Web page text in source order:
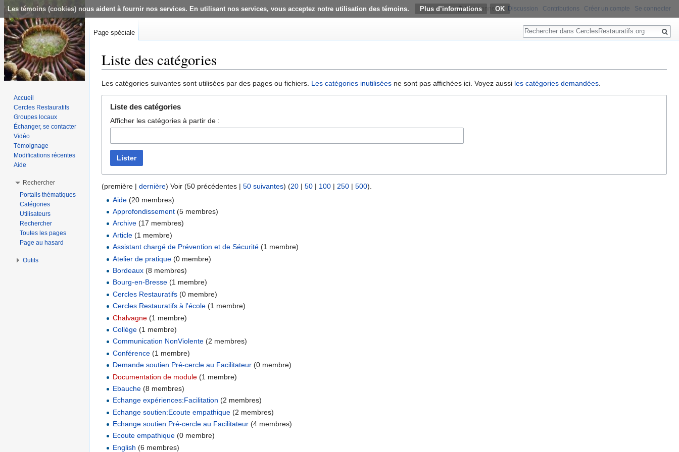
Les témoins (cookies) nous aident à fournir nos services. En utilisant nos services, vous acceptez notre utilisation des témoins. Plus d’informations
Liste des catégories
Les catégories suivantes sont utilisées par des pages ou fichiers. Les catégories inutilisées ne sont pas affichées ici. Voyez aussi les catégories demandées.
Liste des catégories
Afficher les catégories à partir de :
Lister
(première | dernière) Voir (50 précédentes | 50 suivantes) (20 | 50 | 100 | 250 | 500).
Aide ‏‎ (20 membres)
Approfondissement ‏‎ (5 membres)
Archive ‏‎ (17 membres)
Article ‏‎ (1 membre)
Assistant chargé de Prévention et de Sécurité ‏‎ (1 membre)
Atelier de pratique ‏‎ (0 membre)
Bordeaux ‏‎ (8 membres)
Bourg-en-Bresse ‏‎ (1 membre)
Cercles Restauratifs ‏‎ (0 membre)
Cercles Restauratifs à l'école ‏‎ (1 membre)
Chalvagne ‏‎ (1 membre)
Collège ‏‎ (1 membre)
Communication NonViolente ‏‎ (2 membres)
Conférence ‏‎ (1 membre)
Demande soutien:Pré-cercle au Facilitateur ‏‎ (0 membre)
Documentation de module ‏‎ (1 membre)
Ebauche ‏‎ (8 membres)
Echange expériences:Facilitation ‏‎ (2 membres)
Echange soutien:Ecoute empathique ‏‎ (2 membres)
Echange soutien:Pré-cercle au Facilitateur ‏‎ (4 membres)
Ecoute empathique ‏‎ (0 membre)
English ‏‎ (6 membres)
Non connecté Discussion Contributions Créer un compte Se connecter
Page spéciale
Rechercher
Accueil
Cercles Restauratifs
Groupes locaux
Échanger, se contacter
Vidéo
Témoignage
Modifications récentes
Aide
Rechercher
Portails thématiques
Catégories
Utilisateurs
Rechercher
Toutes les pages
Page au hasard
Outils